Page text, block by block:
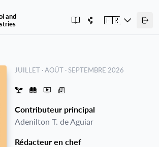
and
🇫🇷
JUILLET · AOÛT · SEPTEMBRE 2026
Contributeur principal
Adenilton T. de Aguiar
Rédacteur en chef